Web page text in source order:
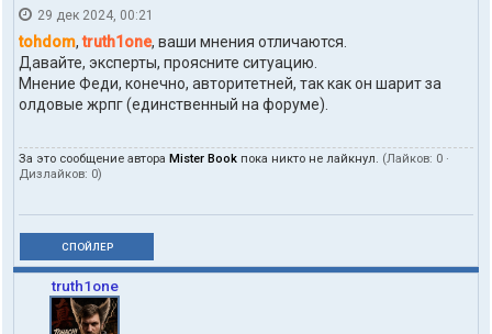
29 дек 2024, 00:21
tohdom,truth1one, ваши мнения отличаются.
Давайте, эксперты, проясните ситуацию.
Мнение Феди, конечно, авторитетней, так как он шарит за
олдовые жрпг (единственный на форуме).
За это сообщение автора Mister Book пока никто не лайкнул. (Лайков: 0 ·
Дизлайков: 0)
СПОЙЛЕР
truth1one